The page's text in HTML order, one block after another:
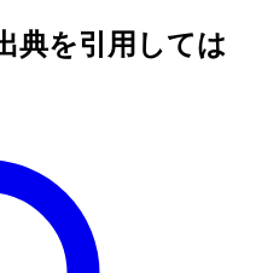
典を引用しては